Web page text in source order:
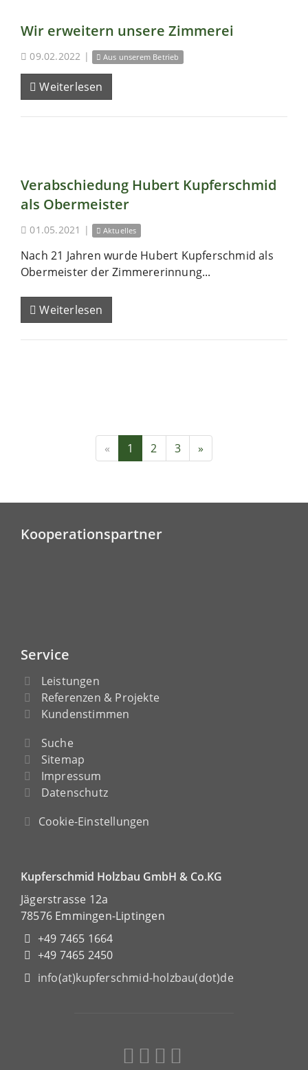
Wir erweitern unsere Zimmerei
09.02.2022 | Aus unserem Betrieb
Weiterlesen
Verabschiedung Hubert Kupferschmid
als Obermeister
01.05.2021 | Aktuelles
Nach 21 Jahren wurde Hubert Kupferschmid als
Obermeister der Zimmererinnung...
Weiterlesen
« 1 2 3 »
Kooperationspartner
Service
Leistungen
Referenzen & Projekte
Kundenstimmen
Suche
Sitemap
Impressum
Datenschutz
Cookie-Einstellungen
Kupferschmid Holzbau GmbH & Co.KG
Jägerstrasse 12a
78576 Emmingen-Liptingen
+49 7465 1664
+49 7465 2450
info(at)kupferschmid-holzbau(dot)de